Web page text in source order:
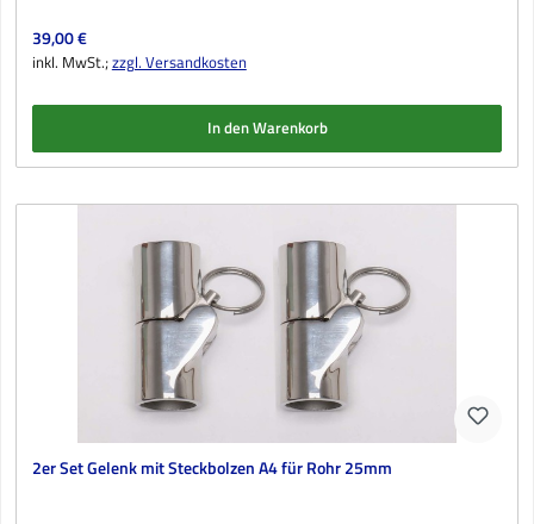
Regulärer Preis:
39,00 €
inkl. MwSt.;zzgl. Versandkosten
In den Warenkorb
2er Set Gelenk mit Steckbolzen A4 für Rohr 25mm